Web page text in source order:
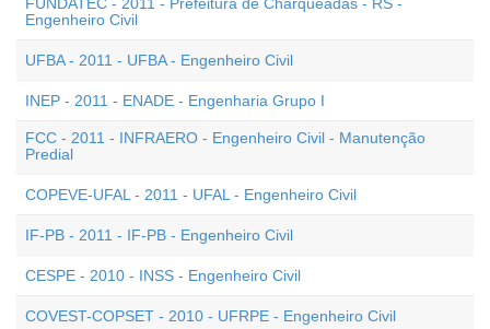
Engenheiro Civil
UFBA - 2011 - UFBA - Engenheiro Civil
INEP - 2011 - ENADE - Engenharia Grupo I
FCC - 2011 - INFRAERO - Engenheiro Civil - Manutenção
Predial
COPEVE-UFAL - 2011 - UFAL - Engenheiro Civil
IF-PB - 2011 - IF-PB - Engenheiro Civil
CESPE - 2010 - INSS - Engenheiro Civil
COVEST-COPSET - 2010 - UFRPE - Engenheiro Civil